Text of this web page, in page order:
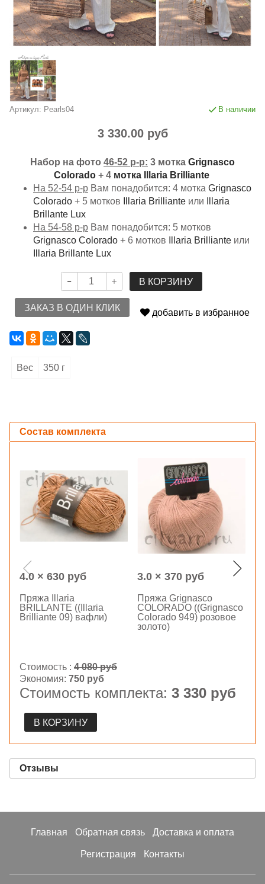
Артикул: Pearls04 В наличии
3 330.00 руб
Набор на фото 46-52 р-р: 3 мотка Grignasco
Colorado+ 4 мотка Illaria Brilliante
На 52-54 р-р Вам понадобится: 4 мотка Grignasco
Colorado + 5 мотков Illaria Brilliante или
llaria
Brillante Lux
На 54-58 р-р Вам понадобится: 5 мотков
Grignasco Colorado + 6 мотков Illaria Brilliante или
llaria Brillante Lux
В КОРЗИНУ
ЗАКАЗ В ОДИН КЛИК добавить в избранное
Вес 350 г
Состав комплекта
4.0 × 630 руб
Пряжа Illaria
BRILLANTE ((Illaria
Brilliante 09) вафли)
3.0 × 370 руб
Пряжа Grignasco
COLORADO ((Grignasco
Colorado 949) розовое
золото)
Стоимость : 4 080 руб
Экономия: 750 руб
Стоимость комплекта: 3 330 руб
В КОРЗИНУ
Отзывы
Главная Обратная связь Доставка и оплата
Регистрация Контакты